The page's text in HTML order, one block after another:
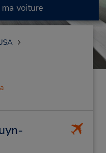
voiture